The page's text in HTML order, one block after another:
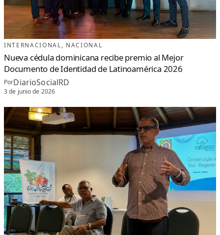
C
D
A
P
O
R
X
C
E
L
E
N
C
I
A
C
A
D
É
M
I
C
A
E
N
N
U
E
V
A
Y
O
R
K
INTERNACIONAL, NACIONAL
Nueva cédula dominicana recibe premio al Mejor
Documento de Identidad de Latinoamérica 2026
PorDiarioSocialRD
3 de junio de 2026